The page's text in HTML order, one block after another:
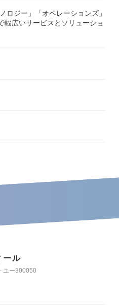
ロジー」「オペレーションズ」
幅広いサービスとソリューショ
ール
ユー300050